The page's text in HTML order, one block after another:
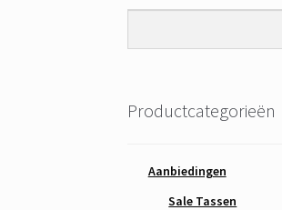
Productcategorieën
Aanbiedingen
Sale Tassen